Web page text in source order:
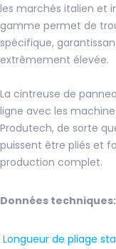
les marchés italien et
gamme permet de
spécifique,
extrêmement élevée.
La cintreuse de
ligne avec les
Produtech, de sorte
puissent être pliés et
production complet.
Données techniques:
Longueur de pliage